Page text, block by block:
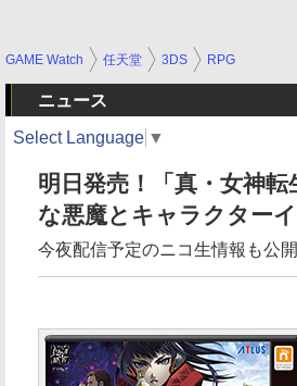
GAME Watch 任天堂 3DS RPG
ニュース
Select Language ▼
明日発売！「真・女神
な悪魔とキャラクター
今夜配信予定のニコ生情報も公開